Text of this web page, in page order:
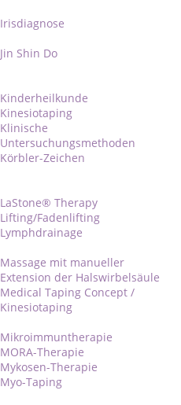
Irisdiagnose
Jin Shin Do
Kinderheilkunde
Kinesiotaping
Klinische
Untersuchungsmethoden
Körbler-Zeichen
LaStone® Therapy
Lifting/Fadenlifting
Lymphdrainage
Massage mit manueller
Extension der Halswirbelsäule
Medical Taping Concept /
Kinesiotaping
Mikroimmuntherapie
MORA-Therapie
Mykosen-Therapie
Myo-Taping